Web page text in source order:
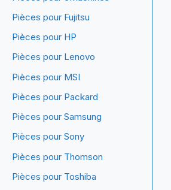
Pièces pour Fujitsu
Pièces pour HP
Pièces pour Lenovo
Pièces pour MSI
Pièces pour Packard
Pièces pour Samsung
Pièces pour Sony
Pièces pour Thomson
Pièces pour Toshiba